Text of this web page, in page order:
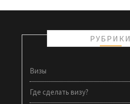
РУБРИКИ
Визы
Где сделать визу?